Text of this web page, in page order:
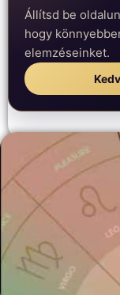
Állítsd be
hogy
elemzéseinket.